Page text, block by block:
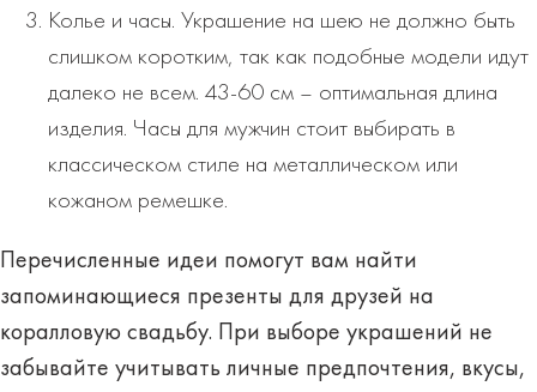
Колье и часы. Украшение на шею не должно быть
слишком коротким, так как подобные модели идут
далеко не всем. 43-60 см – оптимальная длина
изделия. Часы для мужчин стоит выбирать в
классическом стиле на металлическом или
кожаном ремешке.
Перечисленные идеи помогут вам найти
запоминающиеся презенты для друзей на
коралловую свадьбу. При выборе украшений не
забывайте учитывать личные предпочтения, вкусы,